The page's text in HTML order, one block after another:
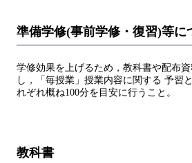
準備学修(事前学修・復習)等に
学修効果を上げるため，教科書や配布
し，「毎授業」授業内容に関する 予習
れぞれ概ね100分を目安に行うこと。
教科書